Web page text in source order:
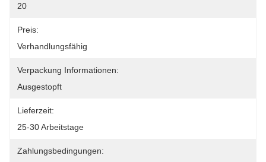
20
Preis:
Verhandlungsfähig
Verpackung Informationen:
Ausgestopft
Lieferzeit:
25-30 Arbeitstage
Zahlungsbedingungen: